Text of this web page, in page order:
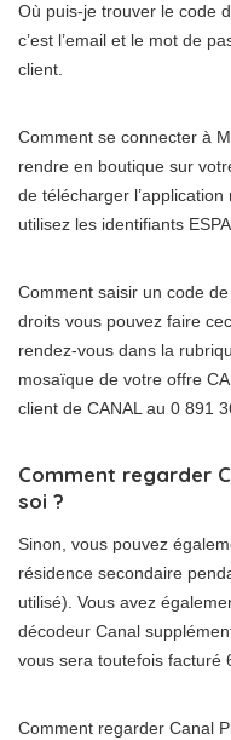
Où puis-je trouver le code
c’est l’email et le mot de
client.
Comment se connecter à
rendre en boutique sur
de télécharger
utilisez les identifiants
Comment saisir un code
droits vous pouvez faire
rendez-vous dans la
mosaïque de votre offre
client de CANAL au 0 891
Comment regarder
soi ?
Sinon, vous pouvez
résidence secondaire
utilisé). Vous avez
décodeur Canal
vous sera toutefois facturé
Comment regarder Canal